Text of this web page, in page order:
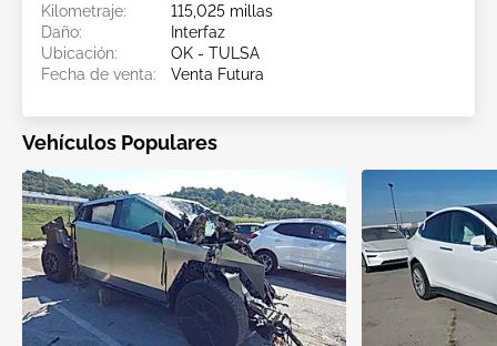
Kilometraje:
115,025 millas
Daño:
Interfaz
Ubicación:
OK - TULSA
Fecha de venta:
Venta Futura
Vehículos Populares